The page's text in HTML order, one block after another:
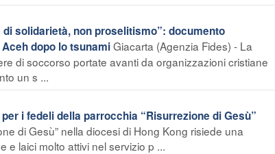
solidarietà, non proselitismo”: documento
dopo lo tsunamiGiacarta (Agenzia Fides) - La
di soccorso portate avanti da organizzazioni cristiane
un s ...
i fedeli della parrocchia “Risurrezione di Gesù”
di Gesù” nella diocesi di Hong Kong risiede una
e laici molto attivi nel servizio p ...